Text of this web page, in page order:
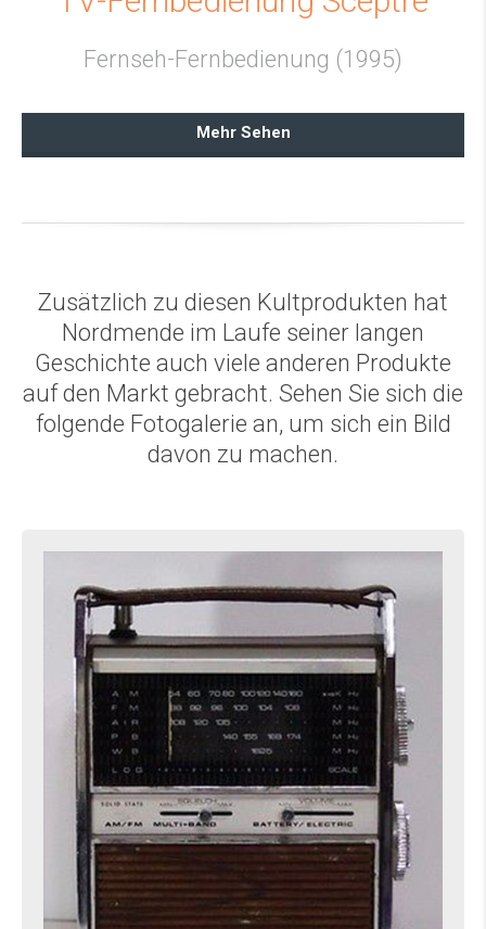
Fernseh-Fernbedienung (1995)
Mehr Sehen
Zusätzlich zu diesen Kultprodukten hat
Nordmende im Laufe seiner langen
Geschichte auch viele anderen Produkte
auf den Markt gebracht. Sehen Sie sich die
folgende Fotogalerie an, um sich ein Bild
davon zu machen.